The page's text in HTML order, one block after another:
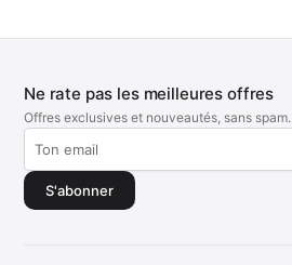
Ne rate pas les meilleures offres
Offres exclusives et nouveautés, sans spam.
S'abonner